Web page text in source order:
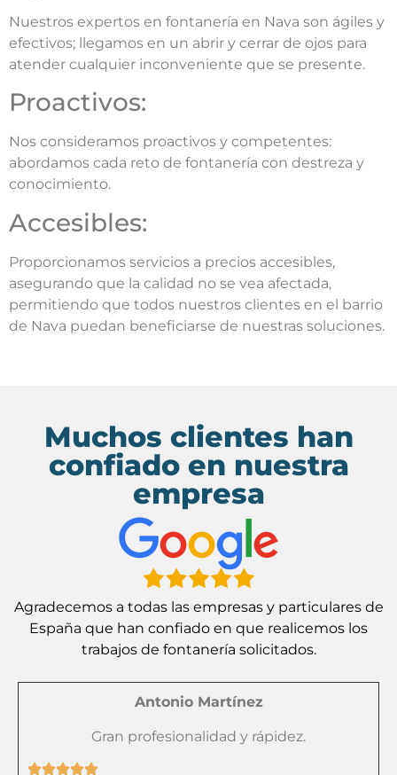
Nuestros expertos en fontanería en Nava son ágiles y
efectivos; llegamos en un abrir y cerrar de ojos para
atender cualquier inconveniente que se presente.
Proactivos:
Nos consideramos proactivos y competentes:
abordamos cada reto de fontanería con destreza y
conocimiento.
Accesibles:
Proporcionamos servicios a precios accesibles,
asegurando que la calidad no se vea afectada,
permitiendo que todos nuestros clientes en el barrio
de Nava puedan beneficiarse de nuestras soluciones.
Muchos clientes han
confiado en nuestra
empresa
Agradecemos a todas las empresas y particulares de
España que han confiado en que realicemos los
trabajos de fontanería solicitados.
Antonio Martínez
Gran profesionalidad y rápidez.